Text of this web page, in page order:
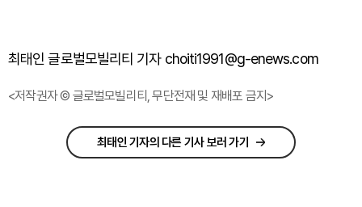
최태인 글로벌모빌리티 기자 choiti1991@g-enews.com
<저작권자 © 글로벌모빌리티, 무단전재 및 재배포 금지>
최태인 기자의 다른 기사 보러 가기